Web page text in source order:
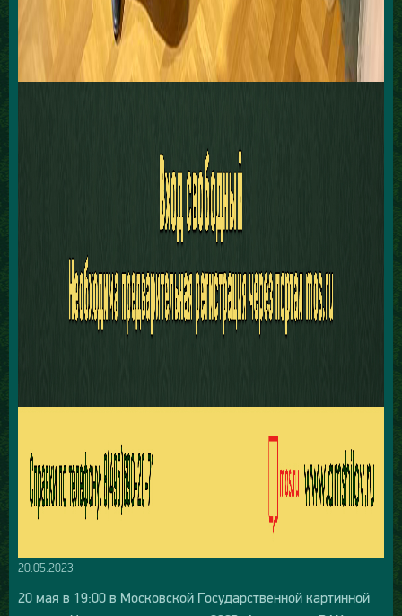
20.05.2023
20 мая в 19:00 в Московской Государственной картинной